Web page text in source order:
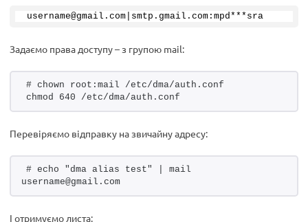
username@gmail. com |smtp. gmail . com :mpd***sra
Задаємо права доступу – з групою mail:
# chown root:mail /etc/dma/auth.conf
chmod 640 /etc/dma/auth.conf
Перевіряємо відправку на звичайну адресу:
# echo "dma alias test" | mail
username@gmail.com
І отримуємо листа: